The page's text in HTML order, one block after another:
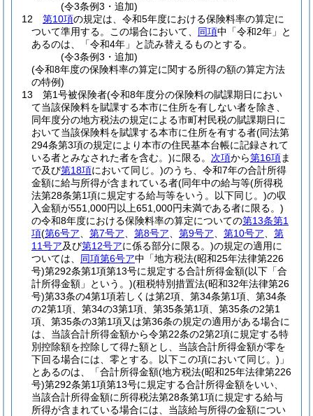
(令3条例3・追加)
12
第10項の規定は、令和5年度における保険料率の算定に
ついて準用する。
この場合において、 同項中「令和2年」と
あるのは、「令和4年」と読み替えるものとする。
(令3条例3・追加)
(令和8年度の保険料率の算定に関する所得の額の算定方法
の特例)
13
第1号被保険者(令和8年度分の保険料の賦課期日におい
て当該保険料を賦課する本市に住所を有しない者を除き、
同年度分の地方税法の規定による市町村民税の賦課期日に
おいて当該保険料を賦課する本市に住所を有する者(同法第
294条第3項の規定により本市の住民基本台帳に記録されて
いる者とみなされた者を含む。)に限る。 次項から第16項ま
で及び第18項において同じ。)のうち、令和7年の合計所得
金額に給与所得が含まれている者(同年中の給与等(所得税
法第28条第1項に規定する給与等をいう。以下同じ。)の収
入金額が551,000円以上651,000円未満である者に限る。)
の令和8年度における保険料率の算定についての第13条第1
項(第6号ア 第7号ア 第8号ア 第9号ア 第10号ア
第
11号ア及び第12号アに係る部分に限る。)の規定の適用に
ついては、 同項第6号ア中「地方税法(昭和25年法律第226
号)第292条第1項第13号に規定する合計所得金額(以下「合
計所得金額」という。)(租税特別措置法(昭和32年法律第26
号)第33条の4第1項若しくは第2項、第34条第1項、第34条
の2第1項、第34の3第1項、第35条第1項、第35条の2第1
項、第35条の3第1項又は第36条の規定の適用がある場合に
は、当該合計所得金額から令第22条の2第2項に規定する特
別控除額を控除して得た額とし、当該合計所得金額が零を
下回る場合には、零とする。以下この項において同じ。) 」
とあるのは、「合計所得金額(地方税法(昭和25年法律第226
号)第292条第1項第13号に規定する合計所得金額をいい、
当該合計所得金額に所得税法第28条第1項に規定する給与
所得が含まれている場合には、当該給与所得の金額につい